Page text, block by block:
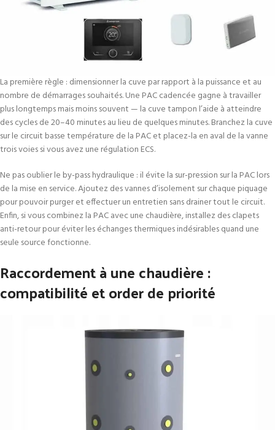
La première règle : dimensionner la cuve par rapport à la puissance et au
nombre de démarrages souhaités. Une PAC cadencée gagne à travailler
plus longtemps mais moins souvent — la cuve tampon l’aide à atteindre
des cycles de 20–40 minutes au lieu de quelques minutes. Branchez la cuve
sur le circuit basse température de la PAC et placez-la en aval de la vanne
trois voies si vous avez une régulation ECS.
Ne pas oublier le by-pass hydraulique : il évite la sur-pression sur la PAC lors
de la mise en service. Ajoutez des vannes d’isolement sur chaque piquage
pour pouvoir purger et effectuer un entretien sans drainer tout le circuit.
Enfin, si vous combinez la PAC avec une chaudière, installez des clapets
anti-retour pour éviter les échanges thermiques indésirables quand une
seule source fonctionne.
Raccordement à une chaudière :
compatibilité et order de priorité